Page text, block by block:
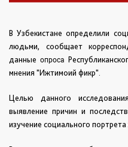
В Узбекистане определили
людьми, сообщает
данные опроса
мнения "Ижтимоий фикр".
Целью данного
выявление причин и
изучение социального